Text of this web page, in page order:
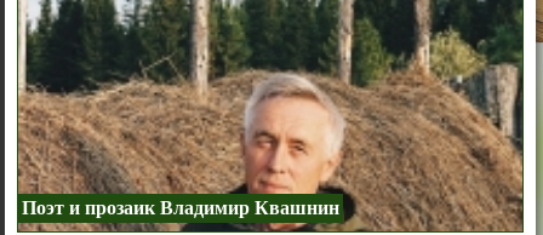
Поэт и прозаик Владимир Квашнин